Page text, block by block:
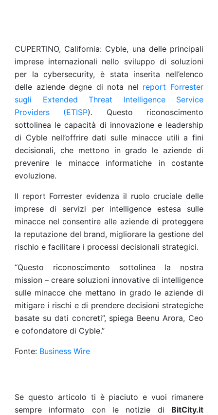
CUPERTINO, California: Cyble, una delle principali
imprese internazionali nello sviluppo di soluzioni
per la cybersecurity, è stata inserita nell’elenco
delle aziende degne di nota nel report Forrester
sugli Extended Threat Intelligence Service
Providers (ETISP). Questo riconoscimento
sottolinea le capacità di innovazione e leadership
di Cyble nell’offrire dati sulle minacce utili a fini
decisionali, che mettono in grado le aziende di
prevenire le minacce informatiche in costante
evoluzione.
Il report Forrester evidenza il ruolo cruciale delle
imprese di servizi per intelligence estesa sulle
minacce nel consentire alle aziende di proteggere
la reputazione del brand, migliorare la gestione del
rischio e facilitare i processi decisionali strategici.
“Questo riconoscimento sottolinea la nostra
mission – creare soluzioni innovative di intelligence
sulle minacce che mettano in grado le aziende di
mitigare i rischi e di prendere decisioni strategiche
basate su dati concreti”, spiega Beenu Arora, Ceo
e cofondatore di Cyble.”
Fonte: Business Wire
Se questo articolo ti è piaciuto e vuoi rimanere
sempre informato con le notizie di BitCity.it